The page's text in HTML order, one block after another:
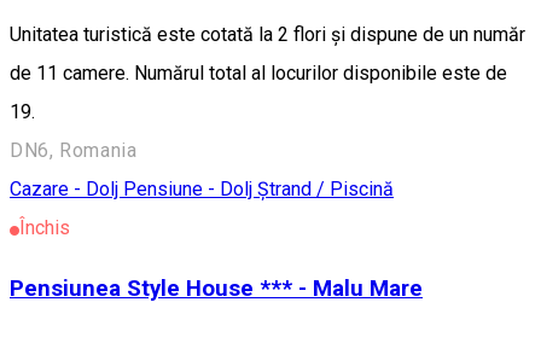
Unitatea turistică este cotată la 2 flori și dispune de un număr
de 11 camere. Numărul total al locurilor disponibile este de
19.
DN6, Romania
Cazare - Dolj Pensiune - Dolj Ștrand / Piscină
Închis
Pensiunea Style House *** - Malu Mare